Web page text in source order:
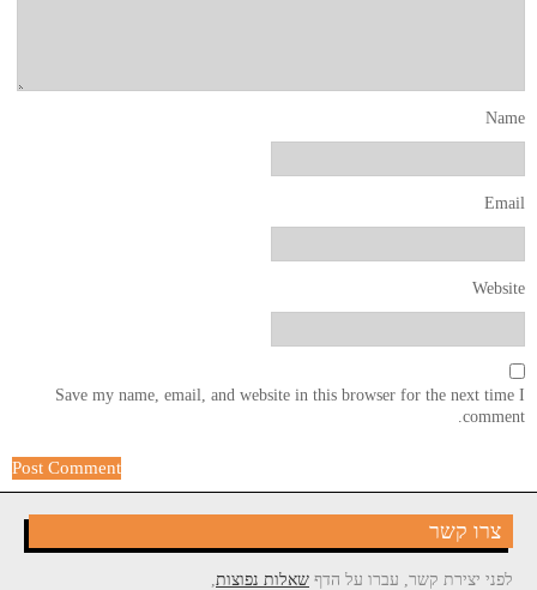
Name
Email
Website
Save my name, email, and website in this browser for the next time I
comment.
צרו קשר
לפני יצירת קשר, עברו על הדף שאלות נפוצות,